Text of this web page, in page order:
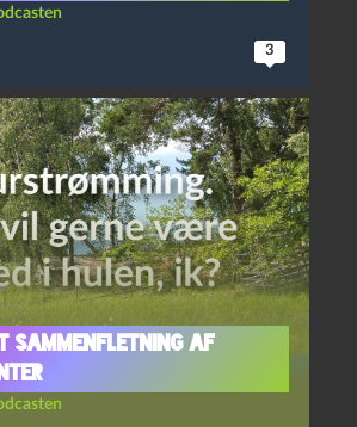
3
sammenfletning af